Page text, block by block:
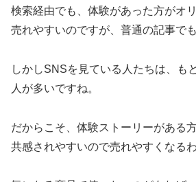
検索経由でも、体験があった方がオ
売れやすいのですが、普通の記事で
しかしSNSを見ている人たちは、も
人が多いですね。
だからこそ、体験ストーリーがある
共感されやすいので売れやすくなるわ